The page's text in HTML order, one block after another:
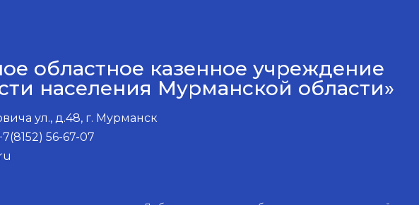
областное казенное учреждение
населения Мурманской области»
ул., д.48, г. Мурманск
56-67-07